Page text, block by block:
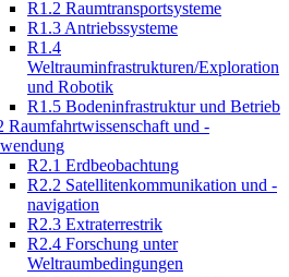
R1.2 Raumtransportsysteme
R1.3 Antriebssysteme
R1.4
Weltrauminfrastrukturen/Exploration
und Robotik
R1.5 Bodeninfrastruktur und Betrieb
Raumfahrtwissenschaft und -
R2.1 Erdbeobachtung
R2.2 Satellitenkommunikation und -
navigation
R2.3 Extraterrestrik
R2.4 Forschung unter
Weltraumbedingungen